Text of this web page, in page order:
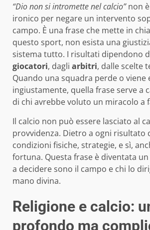
“Dio non si intromette nel calcio”non
ironico per negare un intervento
campo. È una frase che mette in
questo sport, non esista una
sistema tutto. I risultati dipendono
giocatori, dagli arbitri, dalle scelte
Quando una squadra perde o viene
ingiustamente, quella frase serve a
di chi avrebbe voluto un miracolo a
Il calcio non può essere lasciato al
provvidenza. Dietro a ogni risultato
condizioni fisiche, strategie, e sì,
fortuna. Questa frase è diventata
a decidere sono il campo e chi lo
mano divina.
Religione e calcio:
profondo ma